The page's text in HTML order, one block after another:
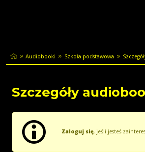
Audiobooki Szkoła podstawowa
Szczegóły
Zaloguj się, jeśli jesteś